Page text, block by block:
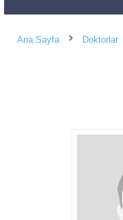
Ana Sayfa Doktorlar